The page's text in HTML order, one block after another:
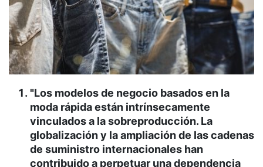
"Los modelos de negocio basados en la
moda rápida están intrínsecamente
vinculados a la sobreproducción. La
globalización y la ampliación de las cadenas
de suministro internacionales han
contribuido a perpetuar una dependencia